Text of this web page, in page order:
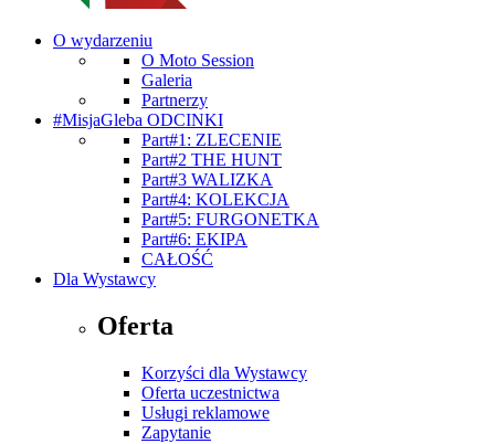
O wydarzeniu
O Moto Session
Galeria
Partnerzy
#MisjaGleba ODCINKI
Part#1: ZLECENIE
Part#2 THE HUNT
Part#3 WALIZKA
Part#4: KOLEKCJA
Part#5: FURGONETKA
Part#6: EKIPA
CAŁOŚĆ
Dla Wystawcy
Oferta
Korzyści dla Wystawcy
Oferta uczestnictwa
Usługi reklamowe
Zapytanie